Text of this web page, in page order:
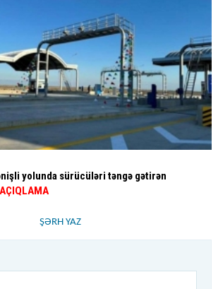
yolunda sürücüləri təngə gətirən
ŞƏRH YAZ